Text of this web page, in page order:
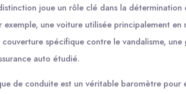
joue un rôle clé dans la détermination
exemple, une voiture utilisée principalement en
couverture spécifique contre le vandalisme,
auto étudié.
de conduite est un véritable baromètre pour